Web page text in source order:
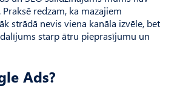
redzam, ka mazajiem
strādā nevis viena kanāla izvēle, bet
starp ātru pieprasījumu un
Ads?